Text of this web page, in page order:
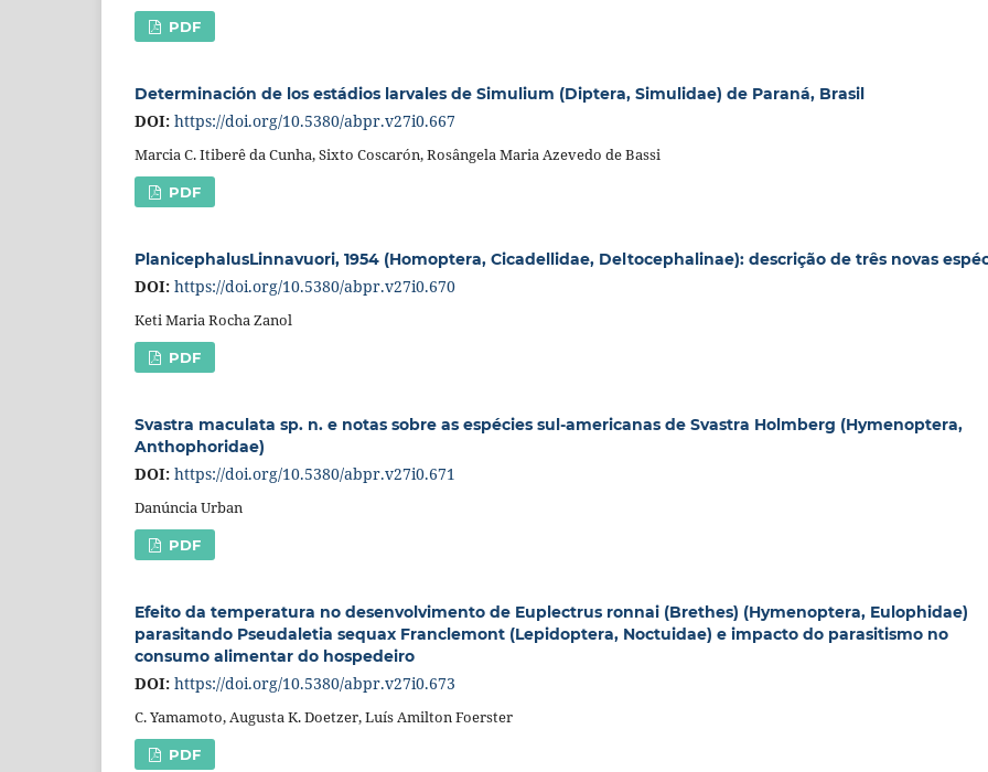
PDF
Determinación de los estádios larvales de Simulium (Diptera, Simulidae) de Paraná, Brasil
DOI: https://doi.org/10.5380/abpr.v27i0.667
Marcia C. Itiberê da Cunha, Sixto Coscarón, Rosângela Maria Azevedo de Bassi
PDF
PlanicephalusLinnavuori, 1954 (Homoptera, Cicadellidae, Deltocephalinae): descrição de três novas
DOI: https://doi.org/10.5380/abpr.v27i0.670
Keti Maria Rocha Zanol
PDF
Svastra maculata sp. n. e notas sobre as espécies sul-americanas de Svastra Holmberg (Hymenoptera,
Anthophoridae)
DOI: https://doi.org/10.5380/abpr.v27i0.671
Danúncia Urban
PDF
Efeito da temperatura no desenvolvimento de Euplectrus ronnai (Brethes) (Hymenoptera, Eulophidae)
parasitando Pseudaletia sequax Franclemont (Lepidoptera, Noctuidae) e impacto do parasitismo no
consumo alimentar do hospedeiro
DOI: https://doi.org/10.5380/abpr.v27i0.673
C. Yamamoto, Augusta K. Doetzer, Luís Amilton Foerster
PDF